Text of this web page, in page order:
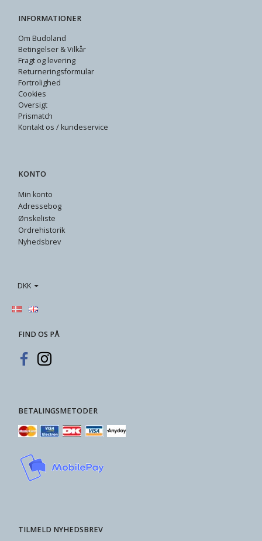
INFORMATIONER
Om Budoland
Betingelser & Vilkår
Fragt og levering
Returneringsformular
Fortrolighed
Cookies
Oversigt
Prismatch
Kontakt os / kundeservice
KONTO
Min konto
Adressebog
Ønskeliste
Ordrehistorik
Nyhedsbrev
DKK
FIND OS PÅ
BETALINGSMETODER
TILMELD NYHEDSBREV